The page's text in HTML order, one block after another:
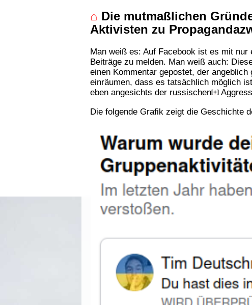
⌂ Die mutmaßlichen
Aktivisten zu
Man weiß es: Auf Facebook ist es mit
Beiträge zu melden. Man weiß auch:
einen Kommentar gepostet, der
einräumen, dass es tatsächlich möglich
eben angesichts der russischen[+]
Die folgende Grafik zeigt die Geschichte